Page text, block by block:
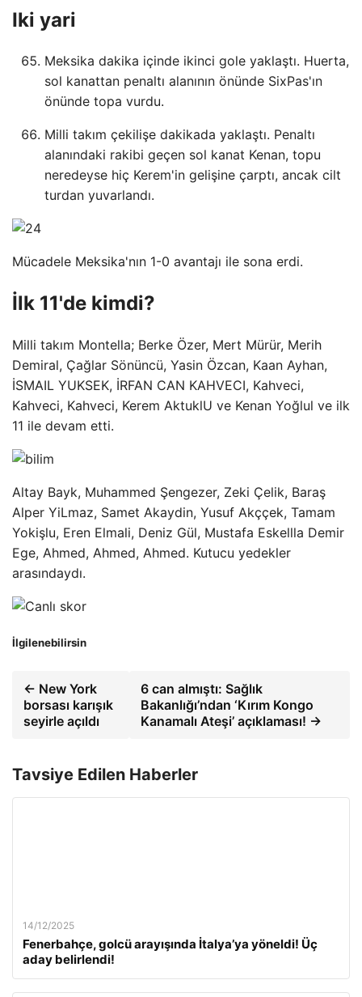
Iki yari
Meksika dakika içinde ikinci gole yaklaştı. Huerta,
sol kanattan penaltı alanının önünde SixPas'ın
önünde topa vurdu.
Milli takım çekilişe dakikada yaklaştı. Penaltı
alanındaki rakibi geçen sol kanat Kenan, topu
neredeyse hiç Kerem'in gelişine çarptı, ancak cilt
turdan yuvarlandı.
Mücadele Meksika'nın 1-0 avantajı ile sona erdi.
İlk 11'de kimdi?
Milli takım Montella; Berke Özer, Mert Mürür, Merih
Demiral, Çağlar Sönüncü, Yasin Özcan, Kaan Ayhan,
İSMAIL YUKSEK, İRFAN CAN KAHVECI, Kahveci,
Kahveci, Kahveci, Kerem AktuklU ve Kenan Yoğlul ve ilk
11 ile devam etti.
Altay Bayk, Muhammed Şengezer, Zeki Çelik, Baraş
Alper YiLmaz, Samet Akaydin, Yusuf Akççek, Tamam
Yokişlu, Eren Elmali, Deniz Gül, Mustafa Eskellla Demir
Ege, Ahmed, Ahmed, Ahmed. Kutucu yedekler
arasındaydı.
İlgilenebilirsin
← New York
borsası karışık
seyirle açıldı
6 can almıştı: Sağlık
Bakanlığı’ndan ‘Kırım Kongo
Kanamalı Ateşi’ açıklaması! →
Tavsiye Edilen Haberler
14/12/2025
Fenerbahçe, golcü arayışında İtalya’ya yöneldi! Üç
aday belirlendi!